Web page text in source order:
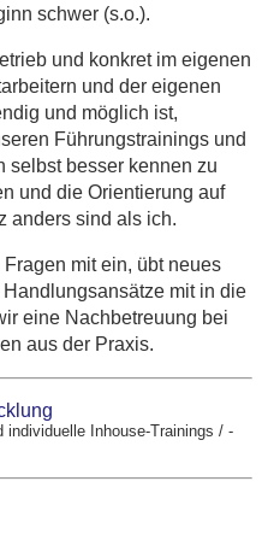
schwer (s.o.).
und konkret im eigenen
und der eigenen
und möglich ist,
Führungstrainings und
selbst besser kennen zu
und die Orientierung auf
anders sind als ich.
mit ein, übt neues
mit in die
eine Nachbetreuung bei
aus der Praxis.
individuelle Inhouse-Trainings / -